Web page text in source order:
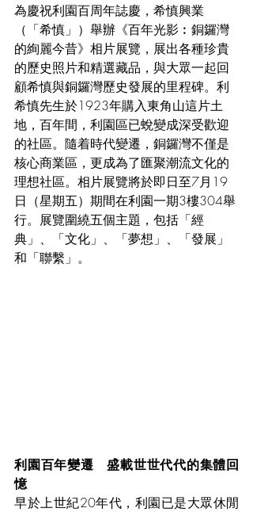
為慶祝利園百周年誌慶，希慎興業
（「希慎」）舉辦《百年光影︰銅鑼灣
的絢麗今昔》相片展覽，展出各種珍貴
的歷史照片和精選藏品，與大眾一起回
顧希慎與銅鑼灣歷史發展的里程碑。利
希慎先生於1923年購入東角山這片土
地，百年間，利園區已蛻變成深受歡迎
的社區。隨着時代變遷，銅鑼灣不僅是
核心商業區，更成為了匯聚潮流文化的
理想社區。相片展覽將於即日至7月19
日（星期五）期間在利園一期3樓304舉
行。展覽圍繞五個主題，包括「經
典」、「文化」、「夢想」、「發展」
和「聯繫」。
利園百年變遷　盛載世世代代的集體回
憶
早於上世紀20年代，利園已是大眾休閒